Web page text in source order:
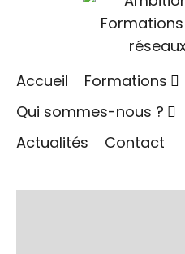
Accueil
Formations
Qui sommes-nous ?
Actualités
Contact